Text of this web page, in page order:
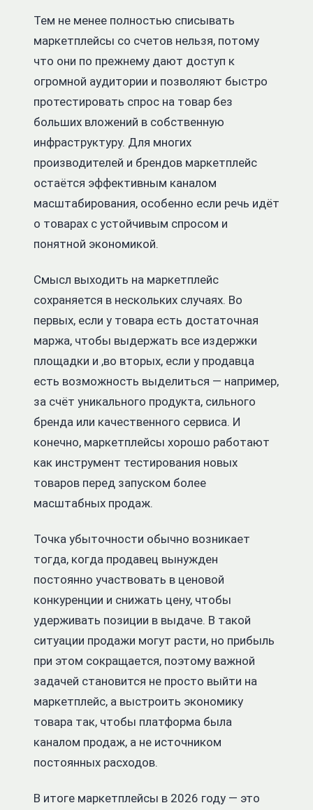
Тем не менее полностью списывать
маркетплейсы со счетов нельзя, потому
что они по прежнему дают доступ к
огромной аудитории и позволяют быстро
протестировать спрос на товар без
больших вложений в собственную
инфраструктуру. Для многих
производителей и брендов маркетплейс
остаётся эффективным каналом
масштабирования, особенно если речь идёт
о товарах с устойчивым спросом и
понятной экономикой.
Смысл выходить на маркетплейс
сохраняется в нескольких случаях. Во
первых, если у товара есть достаточная
маржа, чтобы выдержать все издержки
площадки и ,во вторых, если у продавца
есть возможность выделиться — например,
за счёт уникального продукта, сильного
бренда или качественного сервиса. И
конечно, маркетплейсы хорошо работают
как инструмент тестирования новых
товаров перед запуском более
масштабных продаж.
Точка убыточности обычно возникает
тогда, когда продавец вынужден
постоянно участвовать в ценовой
конкуренции и снижать цену, чтобы
удерживать позиции в выдаче. В такой
ситуации продажи могут расти, но прибыль
при этом сокращается, поэтому важной
задачей становится не просто выйти на
маркетплейс, а выстроить экономику
товара так, чтобы платформа была
каналом продаж, а не источником
постоянных расходов.
В итоге маркетплейсы в 2026 году — это